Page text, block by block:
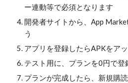
ー連動等で必須となります
開発者サイトから、App
う
アプリを登録したらAPKをア
テスト用に、プランを0円で登
プランが完成したら、新規購